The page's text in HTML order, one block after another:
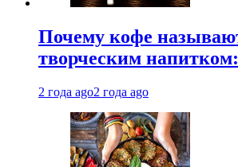
Почему кофе
творческим
2 года ago2 года ago